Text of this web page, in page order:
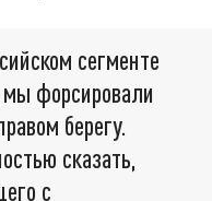
сегменте
форсировали
берегу.
сказать,
с